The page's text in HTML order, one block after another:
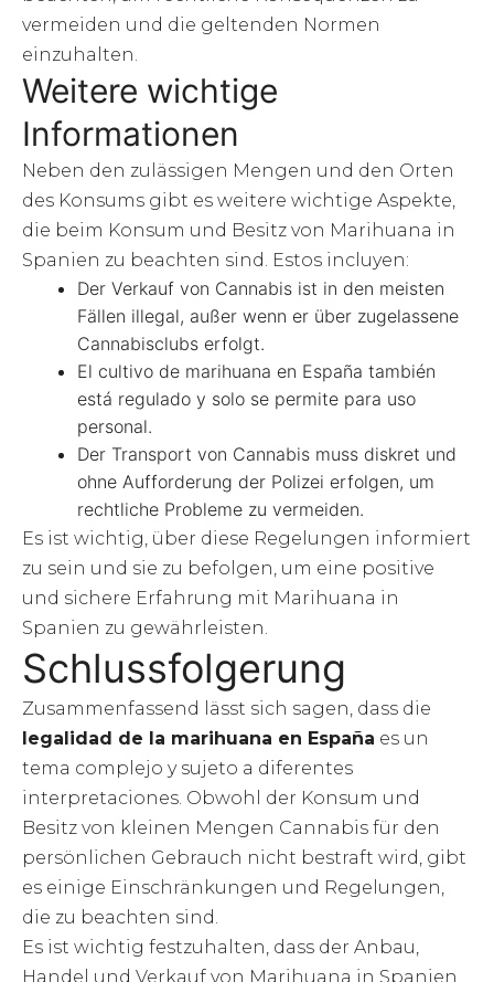
vermeiden und die geltenden Normen
einzuhalten.
Weitere wichtige
Informationen
Neben den zulässigen Mengen und den Orten
des Konsums gibt es weitere wichtige Aspekte,
die beim Konsum und Besitz von Marihuana in
Spanien zu beachten sind. Estos incluyen:
Der Verkauf von Cannabis ist in den meisten
Fällen illegal, außer wenn er über zugelassene
Cannabisclubs erfolgt.
El cultivo de marihuana en España también
está regulado y solo se permite para uso
personal.
Der Transport von Cannabis muss diskret und
ohne Aufforderung der Polizei erfolgen, um
rechtliche Probleme zu vermeiden.
Es ist wichtig, über diese Regelungen informiert
zu sein und sie zu befolgen, um eine positive
und sichere Erfahrung mit Marihuana in
Spanien zu gewährleisten.
Schlussfolgerung
Zusammenfassend lässt sich sagen, dass die
legalidad de la marihuana en España es un
tema complejo y sujeto a diferentes
interpretaciones. Obwohl der Konsum und
Besitz von kleinen Mengen Cannabis für den
persönlichen Gebrauch nicht bestraft wird, gibt
es einige Einschränkungen und Regelungen,
die zu beachten sind.
Es ist wichtig festzuhalten, dass der Anbau,
Handel und Verkauf von Marihuana in Spanien